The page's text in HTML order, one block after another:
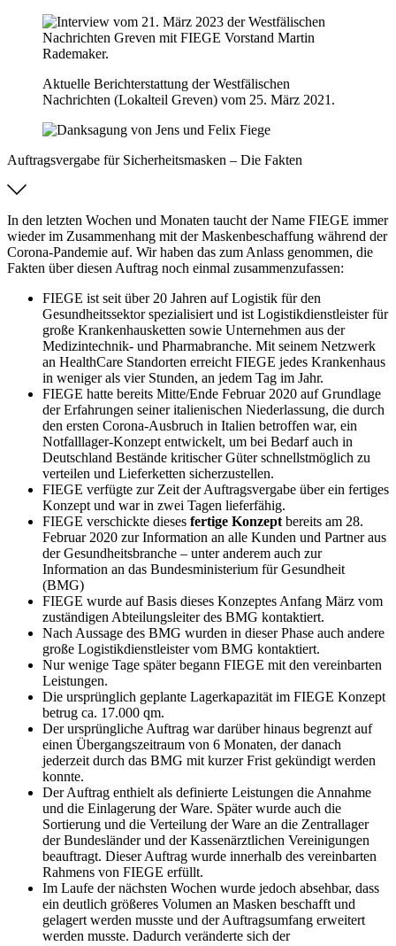
Aktuelle Berichterstattung der Westfälischen
Nachrichten (Lokalteil Greven) vom 25. März 2021.
Auftragsvergabe für Sicherheitsmasken – Die Fakten
In den letzten Wochen und Monaten taucht der Name FIEGE immer
wieder im Zusammenhang mit der Maskenbeschaffung während der
Corona-Pandemie auf. Wir haben das zum Anlass genommen, die
Fakten über diesen Auftrag noch einmal zusammenzufassen:
FIEGE ist seit über 20 Jahren auf Logistik für den
Gesundheitssektor spezialisiert und ist Logistikdienstleister für
große Krankenhausketten sowie Unternehmen aus der
Medizintechnik- und Pharmabranche. Mit seinem Netzwerk
an HealthCare Standorten erreicht FIEGE jedes Krankenhaus
in weniger als vier Stunden, an jedem Tag im Jahr.
FIEGE hatte bereits Mitte/Ende Februar 2020 auf Grundlage
der Erfahrungen seiner italienischen Niederlassung, die durch
den ersten Corona-Ausbruch in Italien betroffen war, ein
Notfalllager-Konzept entwickelt, um bei Bedarf auch in
Deutschland Bestände kritischer Güter schnellstmöglich zu
verteilen und Lieferketten sicherzustellen.
FIEGE verfügte zur Zeit der Auftragsvergabe über ein fertiges
Konzept und war in zwei Tagen lieferfähig.
FIEGE verschickte dieses fertige Konzept bereits am 28.
Februar 2020 zur Information an alle Kunden und Partner aus
der Gesundheitsbranche – unter anderem auch zur
Information an das Bundesministerium für Gesundheit
(BMG)
FIEGE wurde auf Basis dieses Konzeptes Anfang März vom
zuständigen Abteilungsleiter des BMG kontaktiert.
Nach Aussage des BMG wurden in dieser Phase auch andere
große Logistikdienstleister vom BMG kontaktiert.
Nur wenige Tage später begann FIEGE mit den vereinbarten
Leistungen.
Die ursprünglich geplante Lagerkapazität im FIEGE Konzept
betrug ca. 17.000 qm.
Der ursprüngliche Auftrag war darüber hinaus begrenzt auf
einen Übergangszeitraum von 6 Monaten, der danach
jederzeit durch das BMG mit kurzer Frist gekündigt werden
konnte.
Der Auftrag enthielt als definierte Leistungen die Annahme
und die Einlagerung der Ware. Später wurde auch die
Sortierung und die Verteilung der Ware an die Zentrallager
der Bundesländer und der Kassenärztlichen Vereinigungen
beauftragt. Dieser Auftrag wurde innerhalb des vereinbarten
Rahmens von FIEGE erfüllt.
Im Laufe der nächsten Wochen wurde jedoch absehbar, dass
ein deutlich größeres Volumen an Masken beschafft und
gelagert werden musste und der Auftragsumfang erweitert
werden musste. Dadurch veränderte sich der